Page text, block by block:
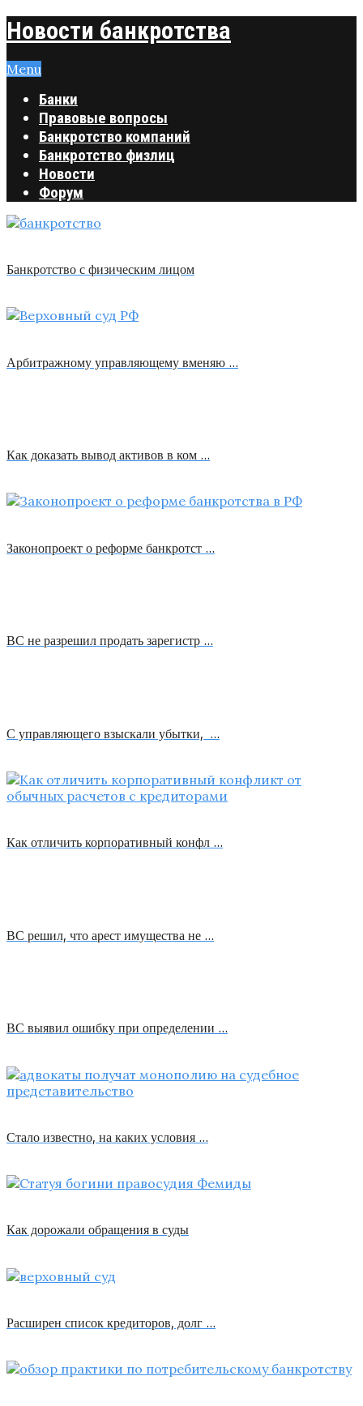
Новости банкротства
Menu
Банки
Правовые вопросы
Банкротство компаний
Банкротство физлиц
Новости
Форум
Банкротство с физическим лицом
Арбитражному управляющему вменяю …
Как доказать вывод активов в ком …
Законопроект о реформе банкротст …
ВС не разрешил продать зарегистр …
С управляющего взыскали убытки, …
Как отличить корпоративный конфл …
ВС решил, что арест имущества не …
ВС выявил ошибку при определении …
Стало известно, на каких условия …
Как дорожали обращения в суды
Расширен список кредиторов, долг …